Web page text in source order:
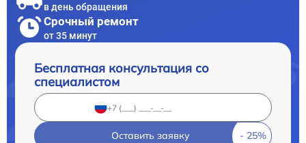
в день обращения
Срочный ремонт
от 35 минут
Бесплатная консультация со
специалистом
Оставить заявку